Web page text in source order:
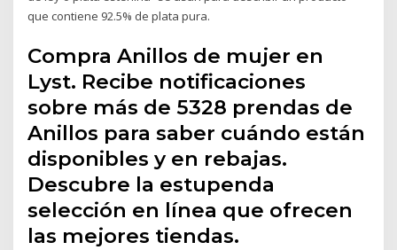
que contiene 92.5% de plata pura.
Compra Anillos de mujer en
Lyst. Recibe notificaciones
sobre más de 5328 prendas de
Anillos para saber cuándo están
disponibles y en rebajas.
Descubre la estupenda
selección en línea que ofrecen
las mejores tiendas.